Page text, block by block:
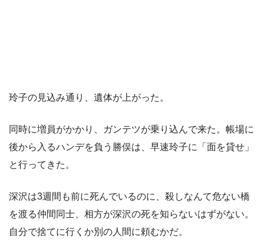
玲子の見込み通り、遺体が上がった。
同時に増員がかかり、ガンテツが乗り込んで来た。帳場に
後から入るハンデを負う勝俣は、早速玲子に「面を貸せ」
と行ってきた。
深沢は3週間も前に死んでいるのに、殺しなんて危ない橋
を渡る仲間同士、相方が深沢の死を知らないはずがない。
自分で捨てに行くか別の人間に頼むかだ。